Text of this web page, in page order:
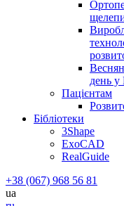
день у
Пацієнтам
Бібліотеки
3Shape
ExoCAD
RealGuide
+38 (067) 968 56 81
ua